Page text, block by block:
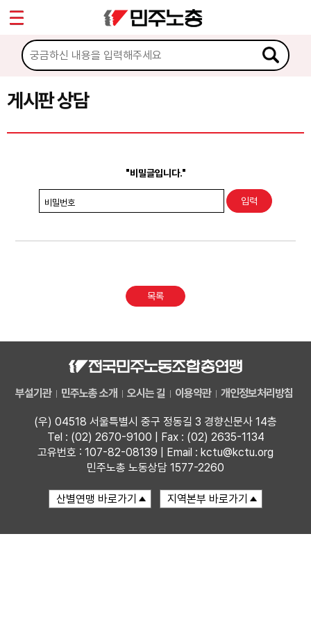
게시판 상담
"비밀글입니다."
비밀번호
목록
부설기관 민주노총 소개 오시는 길 이용약관 개인정보처리방침
(우) 04518 서울특별시 중구 정동길 3 경향신문사 14층
Tel : (02) 2670-9100 | Fax : (02) 2635-1134
고유번호 : 107-82-08139 | Email : kctu@kctu.org
민주노총 노동상담 1577-2260
마이페이지
소개
소식
노동상담
권리찾기수첩 검색
찾아보기
Sketchbook5, 스케치북5
Sketchbook5, 스케치북5